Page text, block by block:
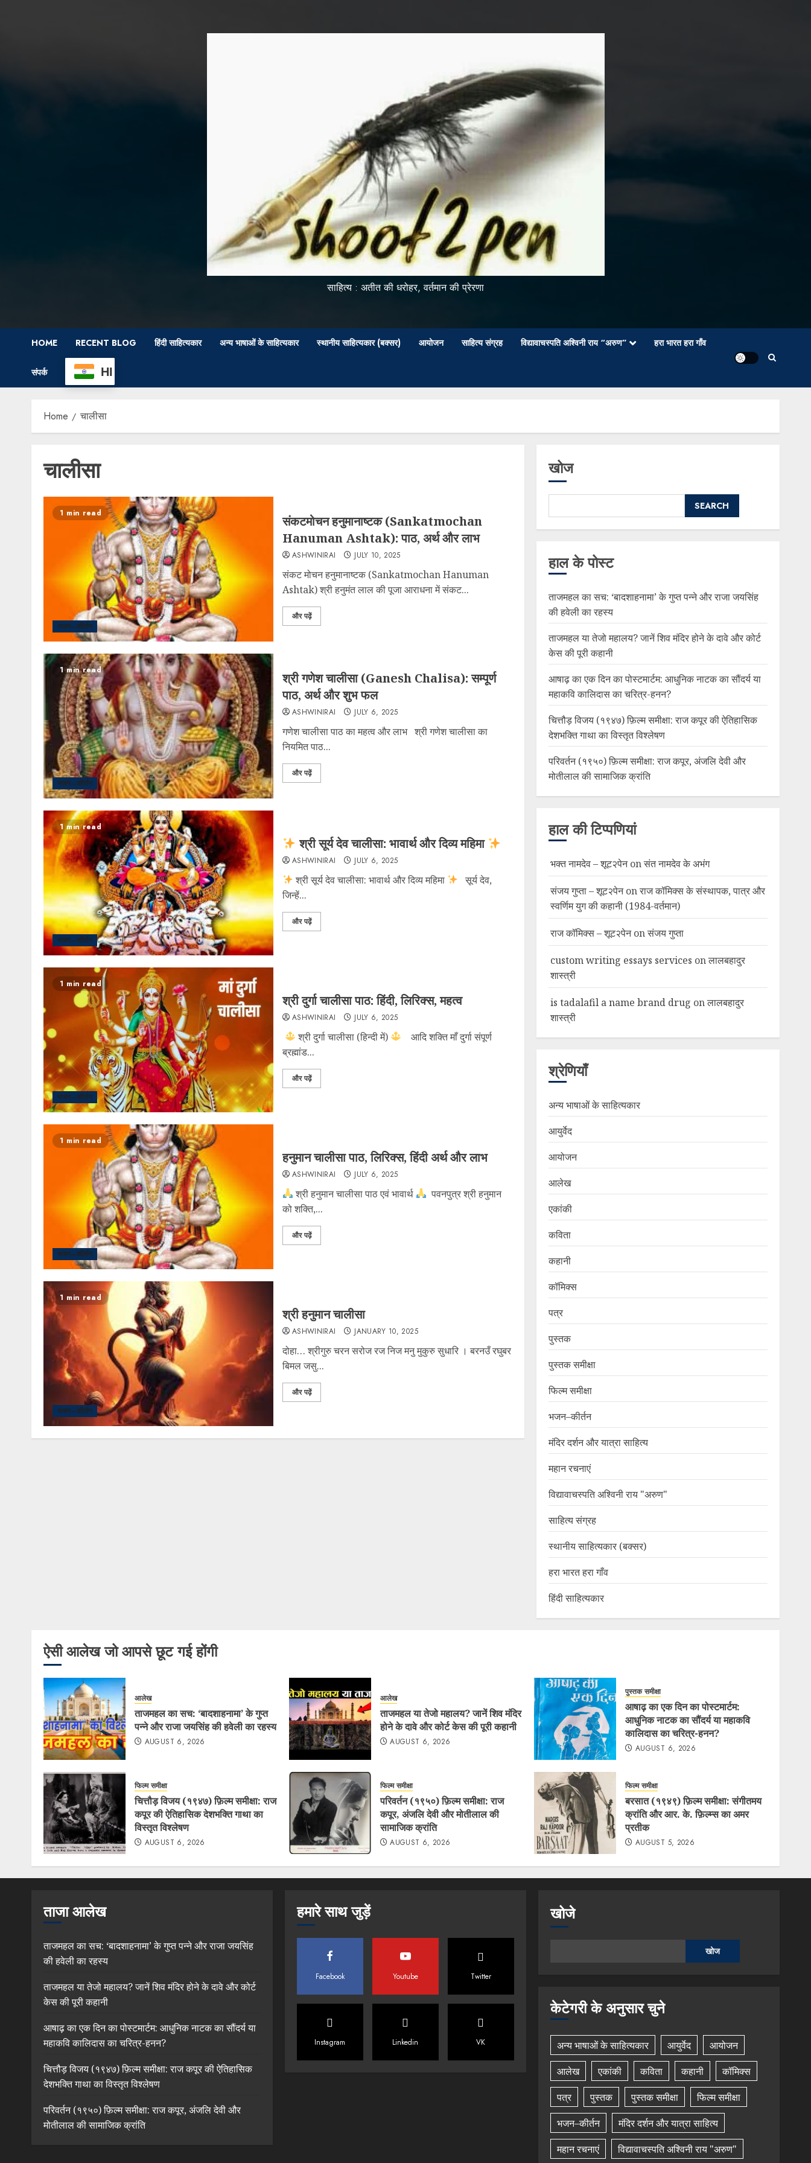
साहित्य : अतीत की धरोहर, वर्तमान की प्रेरणा
HOME RECENT BLOG हिंदी साहित्यकार अन्य भाषाओं के साहित्यकार स्थानीय साहित्यकार (बक्सर) आयोजन साहित्य संग्रह विद्यावाचस्पति अश्विनी राय “अरुण” हरा भारत हरा गाँव
संपर्क HI
Home चालीसा
चालीसा
1 min read
भजन–कीर्तन
संकटमोचन हनुमानाष्टक (Sankatmochan
Hanuman Ashtak): पाठ, अर्थ और लाभ
ASHWINIRAI JULY 10, 2025
संकट मोचन हनुमानाष्टक (Sankatmochan Hanuman
Ashtak) श्री हनुमंत लाल की पूजा आराधना में संकट...
और पढ़ें
1 min read
भजन–कीर्तन
श्री गणेश चालीसा (Ganesh Chalisa): सम्पूर्ण
पाठ, अर्थ और शुभ फल
ASHWINIRAI JULY 6, 2025
गणेश चालीसा पाठ का महत्व और लाभ श्री गणेश चालीसा का
नियमित पाठ...
और पढ़ें
1 min read
भजन–कीर्तन
श्री सूर्य देव चालीसा: भावार्थ और दिव्य महिमा
ASHWINIRAI JULY 6, 2025
श्री सूर्य देव चालीसा: भावार्थ और दिव्य महिमा
​सूर्य देव,
जिन्हें...
और पढ़ें
1 min read
भजन–कीर्तन
श्री दुर्गा चालीसा पाठ: हिंदी, लिरिक्स, महत्व
ASHWINIRAI JULY 6, 2025
श्री दुर्गा चालीसा (हिन्दी में)
आदि शक्ति माँ दुर्गा संपूर्ण
ब्रह्मांड...
और पढ़ें
1 min read
भजन–कीर्तन
हनुमान चालीसा पाठ, लिरिक्स, हिंदी अर्थ और लाभ
ASHWINIRAI JULY 6, 2025
श्री हनुमान चालीसा पाठ एवं भावार्थ
​ ​पवनपुत्र श्री हनुमान
को शक्ति,...
और पढ़ें
1 min read
भजन–कीर्तन
श्री हनुमान चालीसा
ASHWINIRAI JANUARY 10, 2025
दोहा… श्रीगुरु चरन सरोज रज निज मनु मुकुरु सुधारि । बरनउँ रघुबर
बिमल जसु...
और पढ़ें
खोज
SEARCH
हाल के पोस्ट
ताजमहल का सच: ‘बादशाहनामा’ के गुप्त पन्ने और राजा जयसिंह
की हवेली का रहस्य
ताजमहल या तेजो महालय? जानें शिव मंदिर होने के दावे और कोर्ट
केस की पूरी कहानी
आषाढ़ का एक दिन का पोस्टमार्टम: आधुनिक नाटक का सौंदर्य या
महाकवि कालिदास का चरित्र-हनन?
चित्तौड़ विजय (१९४७) फ़िल्म समीक्षा: राज कपूर की ऐतिहासिक
देशभक्ति गाथा का विस्तृत विश्लेषण
परिवर्तन (१९५०) फ़िल्म समीक्षा: राज कपूर, अंजलि देवी और
मोतीलाल की सामाजिक क्रांति
हाल की टिप्पणियां
भक्त नामदेव – शूट२पेनonसंत नामदेव के अभंग
संजय गुप्ता – शूट२पेनonराज कॉमिक्स के संस्थापक, पात्र और
स्वर्णिम युग की कहानी (1984-वर्तमान)
राज कॉमिक्स – शूट२पेनonसंजय गुप्ता
custom writing essays services onलालबहादुर
शास्त्री
is tadalafil a name brand drug onलालबहादुर
शास्त्री
श्रेणियाँ
अन्य भाषाओं के साहित्यकार
आयुर्वेद
आयोजन
आलेख
एकांकी
कविता
कहानी
कॉमिक्स
पत्र
पुस्तक
पुस्तक समीक्षा
फिल्म समीक्षा
भजन–कीर्तन
मंदिर दर्शन और यात्रा साहित्य
महान रचनाएं
विद्यावाचस्पति अश्विनी राय "अरुण"
साहित्य संग्रह
स्थानीय साहित्यकार (बक्सर)
हरा भारत हरा गाँव
हिंदी साहित्यकार
ऐसी आलेख जो आपसे छूट गई होंगी
आलेख
ताजमहल का सच: ‘बादशाहनामा’ के गुप्त
पन्ने और राजा जयसिंह की हवेली का रहस्य
AUGUST 6, 2026
आलेख
ताजमहल या तेजो महालय? जानें शिव मंदिर
होने के दावे और कोर्ट केस की पूरी कहानी
AUGUST 6, 2026
पुस्तक समीक्षा
आषाढ़ का एक दिन का पोस्टमार्टम:
आधुनिक नाटक का सौंदर्य या महाकवि
कालिदास का चरित्र-हनन?
AUGUST 6, 2026
फिल्म समीक्षा
चित्तौड़ विजय (१९४७) फ़िल्म समीक्षा: राज
कपूर की ऐतिहासिक देशभक्ति गाथा का
विस्तृत विश्लेषण
AUGUST 6, 2026
फिल्म समीक्षा
परिवर्तन (१९५०) फ़िल्म समीक्षा: राज
कपूर, अंजलि देवी और मोतीलाल की
सामाजिक क्रांति
AUGUST 6, 2026
फिल्म समीक्षा
बरसात (१९४९) फ़िल्म समीक्षा: संगीतमय
क्रांति और आर. के. फ़िल्म्स का अमर
प्रतीक
AUGUST 5, 2026
ताजा आलेख
ताजमहल का सच: ‘बादशाहनामा’ के गुप्त पन्ने और राजा जयसिंह
की हवेली का रहस्य
ताजमहल या तेजो महालय? जानें शिव मंदिर होने के दावे और कोर्ट
केस की पूरी कहानी
आषाढ़ का एक दिन का पोस्टमार्टम: आधुनिक नाटक का सौंदर्य या
महाकवि कालिदास का चरित्र-हनन?
चित्तौड़ विजय (१९४७) फ़िल्म समीक्षा: राज कपूर की ऐतिहासिक
देशभक्ति गाथा का विस्तृत विश्लेषण
परिवर्तन (१९५०) फ़िल्म समीक्षा: राज कपूर, अंजलि देवी और
मोतीलाल की सामाजिक क्रांति
हमारे साथ जुड़ें
Facebook Youtube Twitter
Instagram Linkedin VK
खोजे
खोज
केटेगरी के अनुसार चुने
अन्य भाषाओं के साहित्यकार आयुर्वेद
आयोजन
आलेख
एकांकी कविता कहानी
कॉमिक्स
पत्र
पुस्तक पुस्तक समीक्षा
फिल्म समीक्षा
भजन–कीर्तन
मंदिर दर्शन और यात्रा साहित्य
महान रचनाएं
विद्यावाचस्पति अश्विनी राय "अरुण"